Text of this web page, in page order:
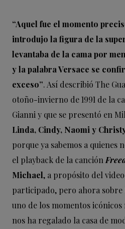
“Aquel fue el momento
introdujo la figura de la
levantaba de la cama por
y la palabra Versace se
exceso”. Así describió The
otoño-invierno de 1991 de la
Gianni y que se presentó en
Linda, Cindy, Naomi y
porque ya sabemos a quienes
el playback de la canción
Michael, a propósito del
participado, pero ahora sobre
uno de los momentos icónicos
nos ha regalado la casa de